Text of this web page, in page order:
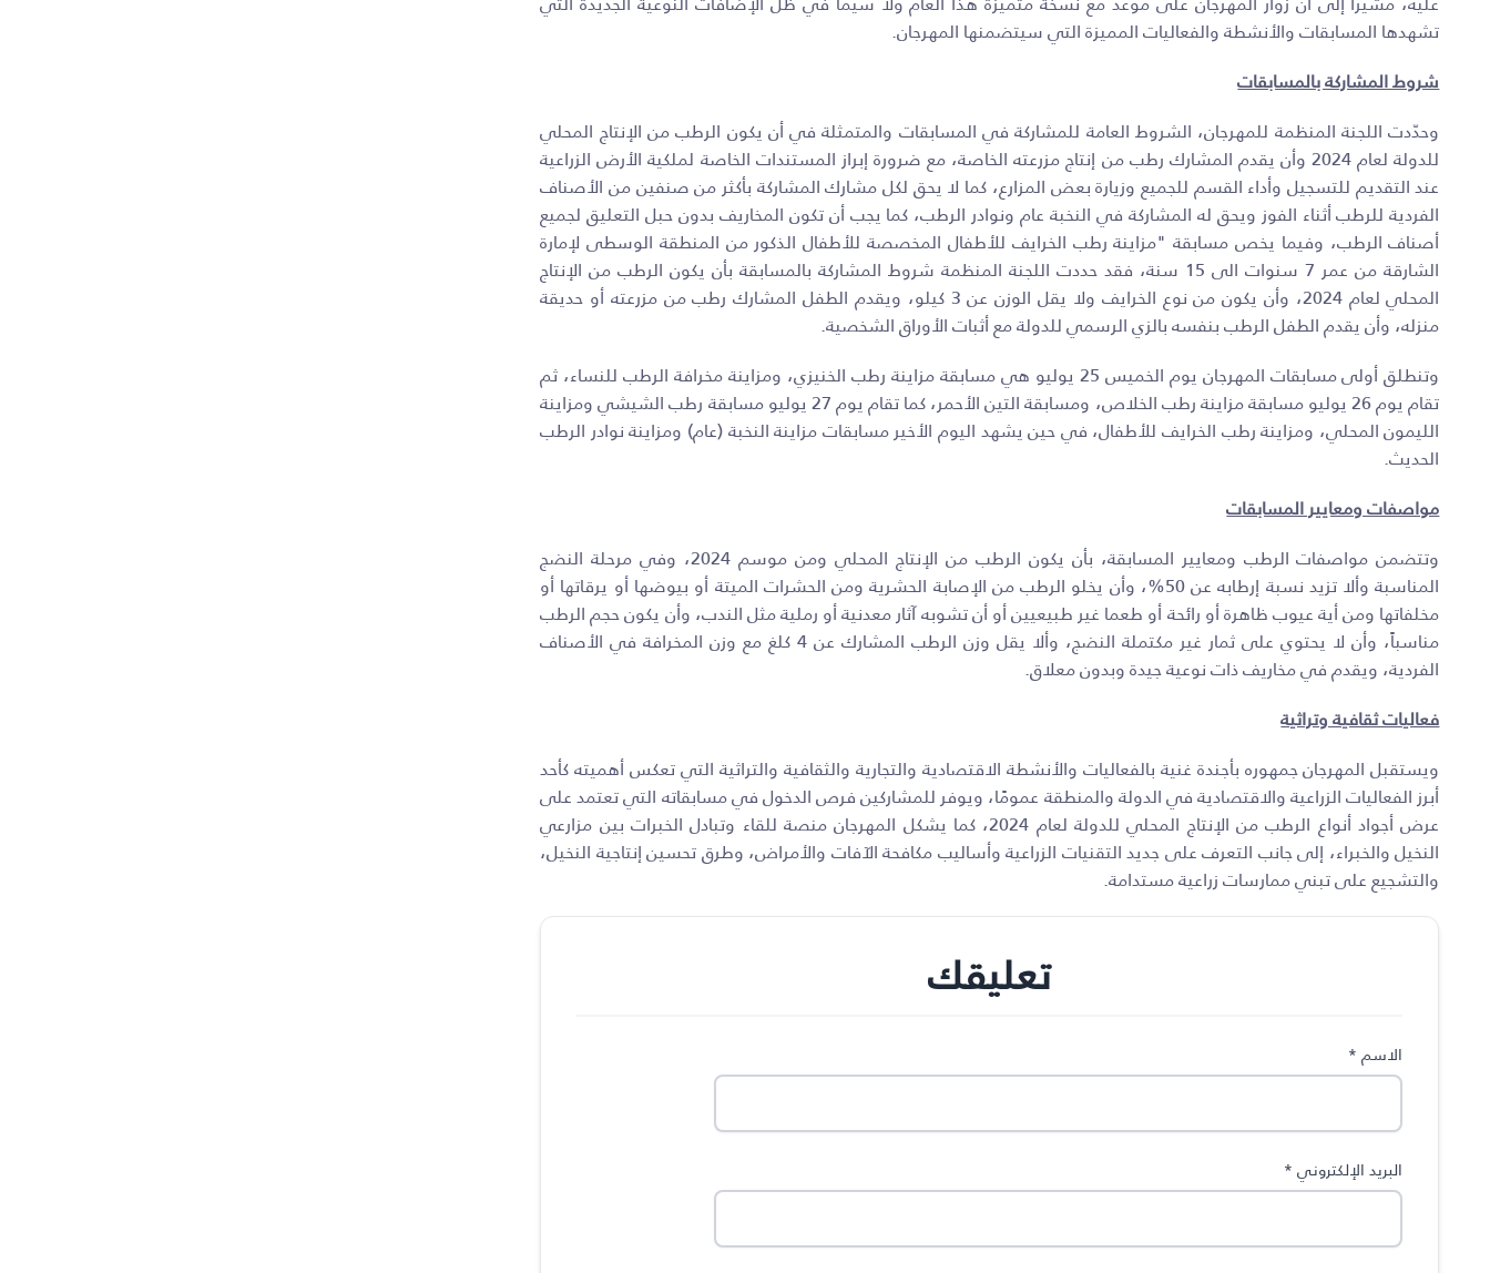
تشهدها المسابقات والأنشطة والفعاليات المميزة التي سيتضمنها المهرجان.
شروط المشاركة بالمسابقات
وحدّدت اللجنة المنظمة للمهرجان، الشروط العامة للمشاركة في المسابقات والمتمثلة في أن يكون الرطب من الإنتاج المحلي
للدولة لعام 2024 وأن يقدم المشارك رطب من إنتاج مزرعته الخاصة، مع ضرورة إبراز المستندات الخاصة لملكية الأرض الزراعية
عند التقديم للتسجيل وأداء القسم للجميع وزيارة بعض المزارع، كما لا يحق لكل مشارك المشاركة بأكثر من صنفين من الأصناف
الفردية للرطب أثناء الفوز ويحق له المشاركة في النخبة عام ونوادر الرطب، كما يجب أن تكون المخاريف بدون حبل التعليق لجميع
أصناف الرطب، وفيما يخص مسابقة "مزاينة رطب الخرايف للأطفال المخصصة للأطفال الذكور من المنطقة الوسطى لإمارة
الشارقة من عمر 7 سنوات الى 15 سنة، فقد حددت اللجنة المنظمة شروط المشاركة بالمسابقة بأن يكون الرطب من الإنتاج
المحلي لعام 2024، وأن يكون من نوع الخرايف ولا يقل الوزن عن 3 كيلو، ويقدم الطفل المشارك رطب من مزرعته أو حديقة
منزله، وأن يقدم الطفل الرطب بنفسه بالزي الرسمي للدولة مع أثبات الأوراق الشخصية.
وتنطلق أولى مسابقات المهرجان يوم الخميس 25 يوليو هي مسابقة مزاينة رطب الخنيزي، ومزاينة مخرافة الرطب للنساء، ثم
تقام يوم 26 يوليو مسابقة مزاينة رطب الخلاص، ومسابقة التين الأحمر، كما تقام يوم 27 يوليو مسابقة رطب الشيشي ومزاينة
الليمون المحلي، ومزاينة رطب الخرايف للأطفال، في حين يشهد اليوم الأخير مسابقات مزاينة النخبة (عام) ومزاينة نوادر الرطب
الحديث.
مواصفات ومعايير المسابقات
وتتضمن مواصفات الرطب ومعايير المسابقة، بأن يكون الرطب من الإنتاج المحلي ومن موسم 2024، وفي مرحلة النضج
المناسبة وألا تزيد نسبة إرطابه عن 50%، وأن يخلو الرطب من الإصابة الحشرية ومن الحشرات الميتة أو بيوضها أو يرقاتها أو
مخلفاتها ومن أية عيوب ظاهرة أو رائحة أو طعما غير طبيعيين أو أن تشوبه آثار معدنية أو رملية مثل الندب، وأن يكون حجم الرطب
مناسباً، وأن لا يحتوي على ثمار غير مكتملة النضج، وألا يقل وزن الرطب المشارك عن 4 كلغ مع وزن المخرافة في الأصناف
الفردية، ويقدم في مخاريف ذات نوعية جيدة وبدون معلاق.
فعاليات ثقافية وتراثية
ويستقبل المهرجان جمهوره بأجندة غنية بالفعاليات والأنشطة الاقتصادية والتجارية والثقافية والتراثية التي تعكس أهميته كأحد
أبرز الفعاليات الزراعية والاقتصادية في الدولة والمنطقة عمومًا، ويوفر للمشاركين فرص الدخول في مسابقاته التي تعتمد على
عرض أجواد أنواع الرطب من الإنتاج المحلي للدولة لعام 2024، كما يشكل المهرجان منصة للقاء وتبادل الخبرات بين مزارعي
النخيل والخبراء، إلى جانب التعرف على جديد التقنيات الزراعية وأساليب مكافحة الآفات والأمراض، وطرق تحسين إنتاجية النخيل،
والتشجيع على تبني ممارسات زراعية مستدامة.
تعليقك
الاسم *
البريد الإلكتروني *